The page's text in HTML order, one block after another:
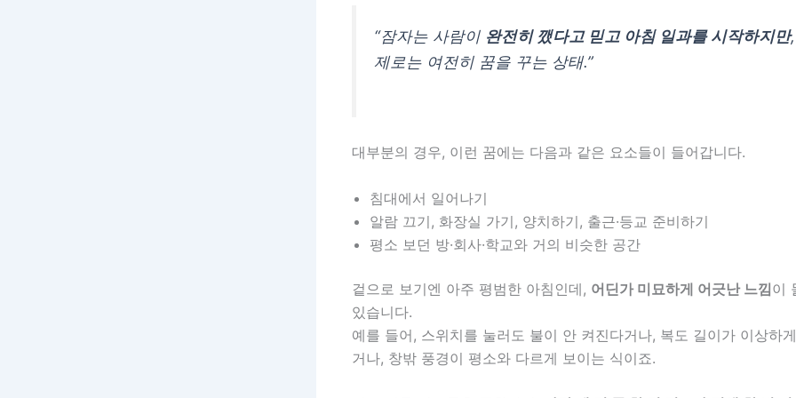
“잠자는 사람이 완전히 깼다고 믿고 아침 일과를 시작하지만
제로는 여전히 꿈을 꾸는 상태.”
대부분의 경우, 이런 꿈에는 다음과 같은 요소들이 들어갑니다.
침대에서 일어나기
알람 끄기, 화장실 가기, 양치하기, 출근·등교 준비하기
평소 보던 방·회사·학교와 거의 비슷한 공간
겉으로 보기엔 아주 평범한 아침인데, 어딘가 미묘하게 어긋난 느낌이
있습니다.
예를 들어, 스위치를 눌러도 불이 안 켜진다거나, 복도 길이가 이상하
거나, 창밖 풍경이 평소와 다르게 보이는 식이죠.